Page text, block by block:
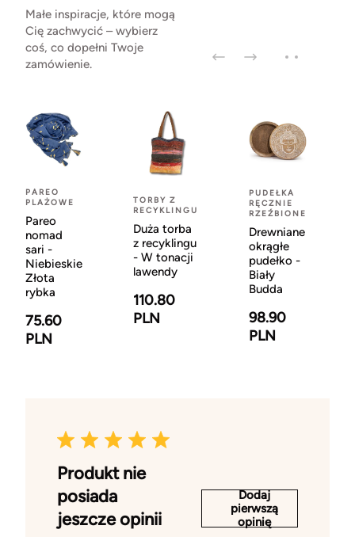
Małe inspiracje, które mogą
Cię zachwycić – wybierz
coś, co dopełni Twoje
zamówienie.
PAREO
PLAŻOWE
Pareo
nomad
sari -
Niebieskie
Złota
rybka
75.60
PLN
TORBY Z
RECYKLINGU
Duża torba
z recyklingu
- W tonacji
lawendy
110.80
PLN
PUDEŁKA
RĘCZNIE
RZEŹBIONE
Drewniane
okrągłe
pudełko -
Biały
Budda
98.90
PLN
Produkt nie
posiada
jeszcze opinii
Dodaj
pierwszą
opinię